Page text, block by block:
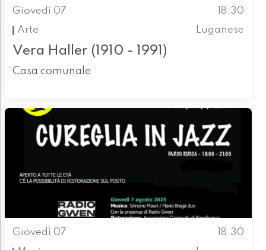
Giovedì 07
18.30
Arte
Luganese
Vera Haller (1910 - 1991)
Casa comunale
Giovedì 07
18.30